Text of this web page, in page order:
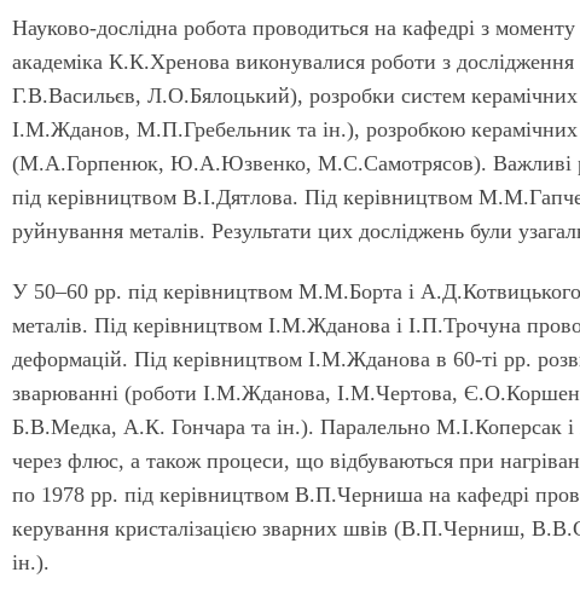
Науково-дослідна робота проводиться на кафедрі з
академіка К.К.Хренова виконувалися роботи з
Г.В.Васильєв, Л.О.Бялоцький), розробки систем
І.М.Жданов, М.П.Гребельник та ін.), розробкою керамічних
(М.А.Горпенюк, Ю.А.Юзвенко, М.С.Самотрясов). Важливі
під керівництвом В.І.Дятлова. Під керівництвом
руйнування металів. Результати цих досліджень були
У 50–60 рр. під керівництвом М.М.Борта і А.Д.Котвицького
металів. Під керівництвом І.М.Жданова і І.П.Трочуна
деформацій. Під керівництвом І.М.Жданова в 60-ті рр.
зварюванні (роботи І.М.Жданова, І.М.Чертова,
Б.В.Медка, А.К. Гончара та ін.). Паралельно М.І.Коперсак
через флюс, а також процеси, що відбуваються при
по 1978 рр. під керівництвом В.П.Черниша на кафедрі
керування кристалізацією зварних швів (В.П.Черниш,
ін.).